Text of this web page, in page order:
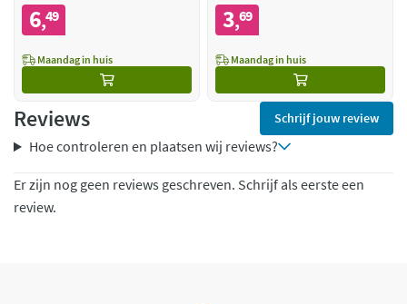
6,49
Maandag in huis
3,69
Maandag in huis
Reviews Schrijf jouw review
Hoe controleren en plaatsen wij reviews?
Er zijn nog geen reviews geschreven. Schrijf als eerste een
review.